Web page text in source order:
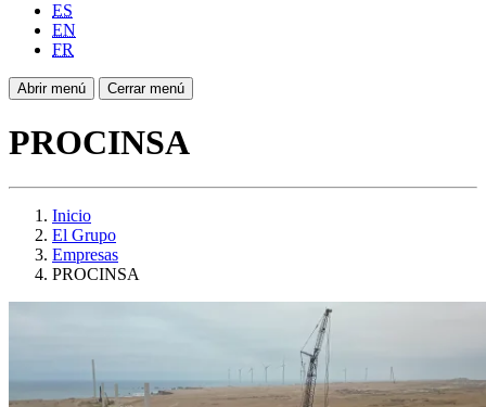
ES
EN
FR
Abrir menú Cerrar menú
PROCINSA
Inicio
El Grupo
Empresas
PROCINSA